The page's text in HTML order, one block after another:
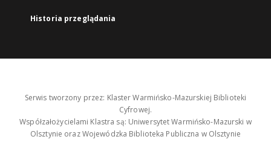
Historia przeglądania
Serwis tworzony przez: Klaster Warmińsko-Mazurskiej Biblioteki
Cyfrowej.
Współzałożycielami Klastra są: Uniwersytet Warmińsko-Mazurski w
Olsztynie oraz Wojewódzka Biblioteka Publiczna w Olsztynie